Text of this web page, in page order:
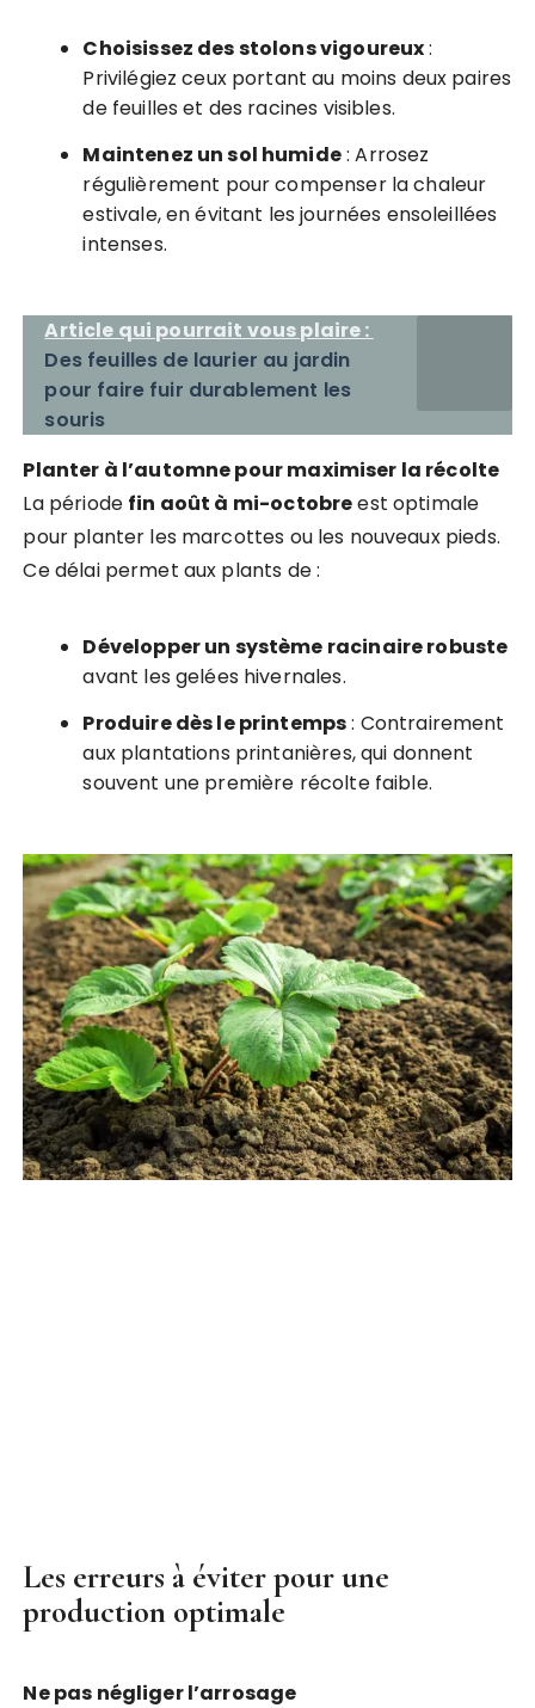
Choisissez des stolons vigoureux:
Privilégiez ceux portant au moins deux paires
de feuilles et des racines visibles.
Maintenez un sol humide: Arrosez
régulièrement pour compenser la chaleur
estivale, en évitant les journées ensoleillées
intenses.
Article qui pourrait vous plaire :
Des feuilles de laurier au jardin
pour faire fuir durablement les
souris
Planter à l’automne pour maximiser la récolte
La période fin août à mi-octobreest optimale
pour planter les marcottes ou les nouveaux pieds.
Ce délai permet aux plants de :
Développer un système racinaire robuste
avant les gelées hivernales.
Produire dès le printemps: Contrairement
aux plantations printanières, qui donnent
souvent une première récolte faible.
Les erreurs à éviter pour une
production optimale
Ne pas négliger l’arrosage